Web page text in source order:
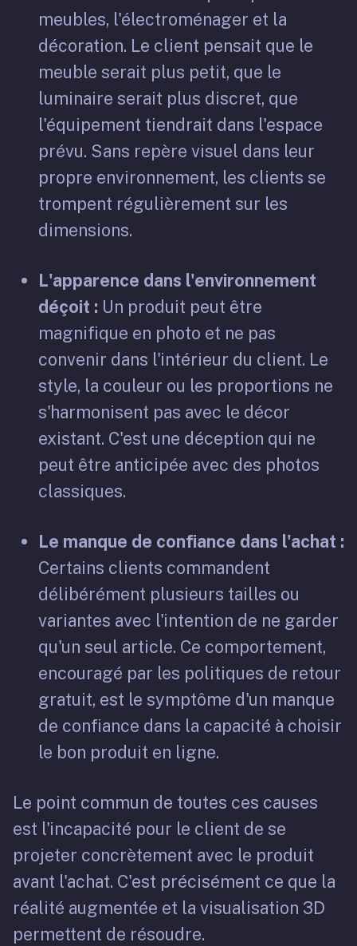
meubles, l'électroménager et la
décoration. Le client pensait que le
meuble serait plus petit, que le
luminaire serait plus discret, que
l'équipement tiendrait dans l'espace
prévu. Sans repère visuel dans leur
propre environnement, les clients se
trompent régulièrement sur les
dimensions.
L'apparence dans l'environnement
déçoit : Un produit peut être
magnifique en photo et ne pas
convenir dans l'intérieur du client. Le
style, la couleur ou les proportions ne
s'harmonisent pas avec le décor
existant. C'est une déception qui ne
peut être anticipée avec des photos
classiques.
Le manque de confiance dans l'achat :
Certains clients commandent
délibérément plusieurs tailles ou
variantes avec l'intention de ne garder
qu'un seul article. Ce comportement,
encouragé par les politiques de retour
gratuit, est le symptôme d'un manque
de confiance dans la capacité à choisir
le bon produit en ligne.
Le point commun de toutes ces causes
est l'incapacité pour le client de se
projeter concrètement avec le produit
avant l'achat. C'est précisément ce que la
réalité augmentée et la visualisation 3D
permettent de résoudre.